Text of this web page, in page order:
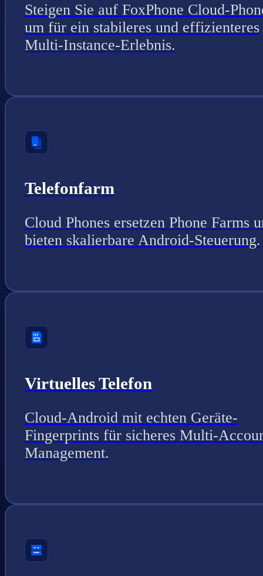
Steigen Sie auf FoxPhone Cloud-
um für ein stabileres und effizienteres
Multi-Instance-Erlebnis.
Telefonfarm
Cloud Phones ersetzen Phone Farms
bieten skalierbare Android-Steuerung.
Virtuelles Telefon
Cloud-Android mit echten Geräte-
Fingerprints für sicheres Multi-
Management.